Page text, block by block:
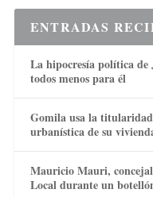
ENTRADAS
La hipocresía política de
todos menos para él
Gomila usa la
urbanística de su
Mauricio Mauri,
Local durante un